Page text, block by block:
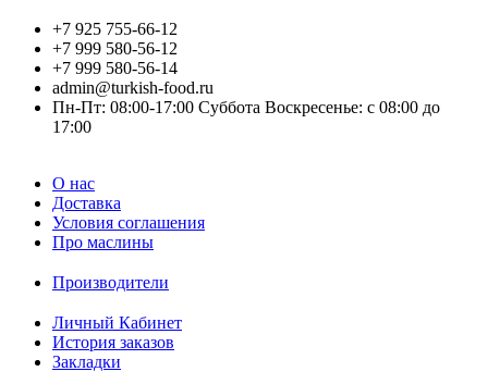
+7 925 755-66-12
+7 999 580-56-12
+7 999 580-56-14
admin@turkish-food.ru
Пн-Пт: 08:00-17:00 Суббота Воскресенье: с 08:00 до
17:00
О нас
Доставка
Условия соглашения
Про маслины
Производители
Личный Кабинет
История заказов
Закладки